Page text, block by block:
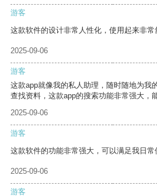
游客
这款软件的设计非常人性化，使用起来非常
2025-09-06
游客
这款app就像我的私人助理，随时随地为我
查找资料，这款app的搜索功能非常强大，
2025-09-06
游客
这款软件的功能非常强大，可以满足我日常
2025-09-06
游客